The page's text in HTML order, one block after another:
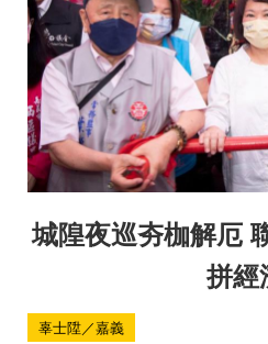
城隍夜巡夯枷解厄
拼經
辜士陞／嘉義